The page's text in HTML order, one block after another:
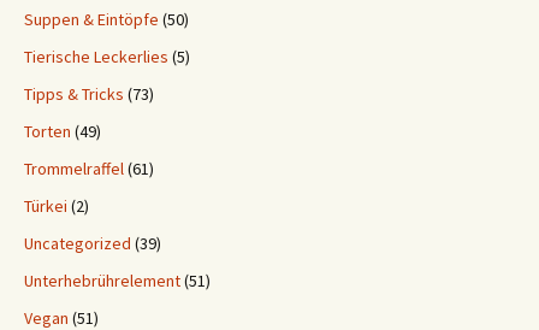
Suppen & Eintöpfe (50)
Tierische Leckerlies (5)
Tipps & Tricks (73)
Torten (49)
Trommelraffel(61)
Türkei (2)
Uncategorized (39)
Unterhebrührelement(51)
Vegan (51)